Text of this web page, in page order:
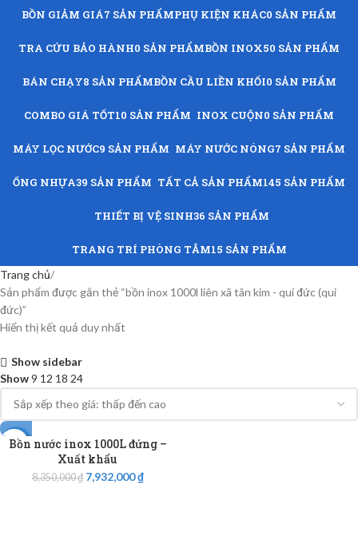
BỒN GIẢM GIÁ7 SẢN PHẨMPHỤ KIỆN KHÁC0 SẢN PHẨM
TRA CỨU BẢO HÀNH0 SẢN PHẨMBỒN INOX50 SẢN PHẨM
BÁN CHẠY8 SẢN PHẨMBỒN CẦU LIỀN KHỐI0 SẢN PHẨM
COMBO GIÁ TỐT10 SẢN PHẨM INOX CUỘN0 SẢN PHẨM
MÁY LỌC NƯỚC9 SẢN PHẨM MÁY NƯỚC NÓNG7 SẢN PHẨM
ỐNG NHỰA39 SẢN PHẨM TẤT CẢ SẢN PHẨM145 SẢN PHẨM
THIẾT BỊ VỆ SINH36 SẢN PHẨM
TRANG TRÍ PHÒNG TẮM15 SẢN PHẨM
Trang chủ
Sản phẩm được gắn thẻ “bồn inox 1000l liên xã tân kim - qui đức (qui
đức)”
Hiển thị kết quả duy nhất
Show sidebar
Show9 12 18 24
-5%
Bồn nước inox 1000L đứng –
Xuất khẩu
8,350,000₫ 7,932,000₫